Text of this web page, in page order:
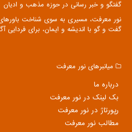
گفتگو و خبر رسانی در حوزه مذهب و ادیان
نور معرفت، مسیری به سوی شناخت
گفت و گو با اندیشه و ایمان، برای فردایی
میانبرهای نور معرفت
درباره ما
بک لینک در نور معرفت
رپورتاژ در نور معرفت
مطالب نور معرفت